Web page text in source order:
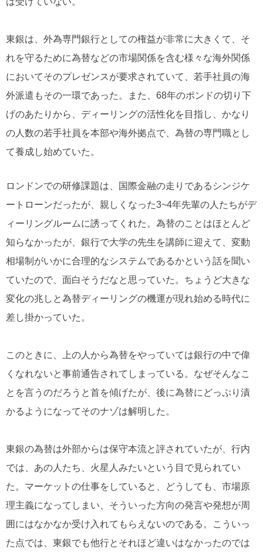
東銀は、外為専門銀行としての権益が非常に大きくて、そ
れを守るために為替などの市場関係を含む様々な海外関係
においてそのプレゼンスが要求されていて、若手社員の海
外派遣もその一環であった。また、68年のポンドの切り下
げのあたりから、ディーリングの活性化を目指し、かなり
の人数の若手社員を本部や海外拠点で、為替の専門職とし
て養成し始めていた。
ロンドンでの研修課題は、国際金融の走りであるシンジケ
ートローンだったが、親しくなった3~4年先輩の人たちがデ
ィーリングルームに誘ってくれた。為替のことはほとんど
知らなかったが、銀行で大学の先生を講師に迎えて、変動
相場制がいかに合理的なシステムであるかという話を聞い
ていたので、面白そうだなと思っていた。ちょうど大きな
変化の兆しと為替ディーリングの機運が現れ始める時代に
差し掛かっていた。
このときに、上の人から為替をやっていては銀行の中で偉
くなれないと事前通告されてしまっている。なぜそんなこ
とを言うのだろうと首を傾げたが、後に為替にどっぷり漬
かるようになってそのナゾは解明した。
東銀の為替は外部からは保守本流と評されていたが、行内
では、あの人たち、火星人みたいという目で見られてい
た。マーケットの仕事をしていると、どうしても、市場原
理主義になってしまい、そういった方向の発言や発想が周
囲にはなかなか受け入れてもらえないのである。こういっ
た点では、東銀でも他行とそれほど違いはなかったのでは